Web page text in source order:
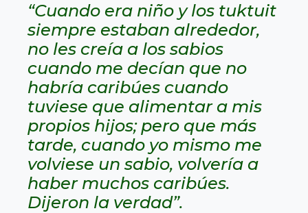
“Cuando era niño y los tuktuit
siempre estaban alrededor,
no les creía a los sabios
cuando me decían que no
habría caribúes cuando
tuviese que alimentar a mis
propios hijos; pero que más
tarde, cuando yo mismo me
volviese un sabio, volvería a
haber muchos caribúes.
Dijeron la verdad”.